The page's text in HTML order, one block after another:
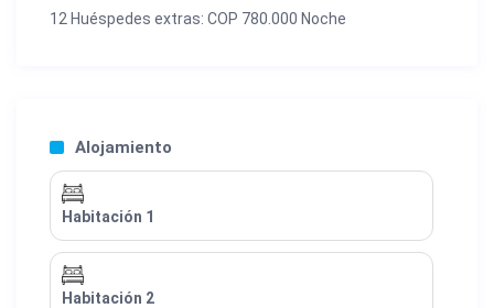
12 Huéspedes extras: COP 780.000 Noche
Alojamiento
Habitación 1
Habitación 2